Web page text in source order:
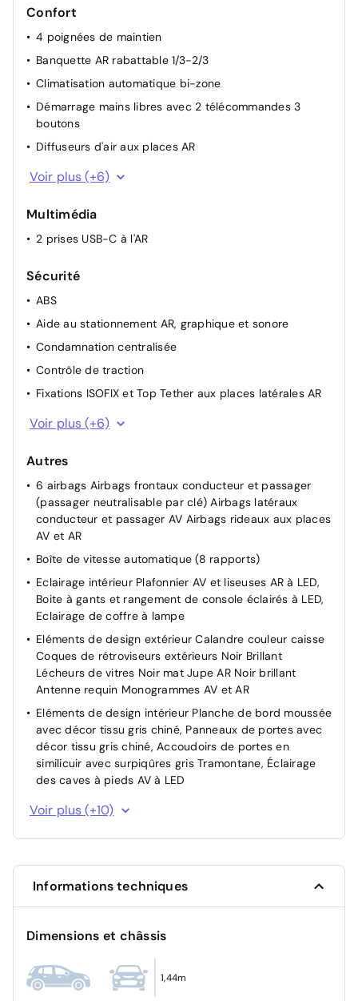
Confort
4 poignées de maintien
Banquette AR rabattable 1/3-2/3
Climatisation automatique bi-zone
Démarrage mains libres avec 2 télécommandes 3
boutons
Diffuseurs d'air aux places AR
Direction assistée
Lève-vitres AV et AR électriques, séquentiels et
antipincement
Rétroviseurs extérieurs électriques, dégivrants et
rabattables électriquement
Vitres latérales AR et lunette AR chauffante surteintées
Voir plus (+6)
Multimédia
2 prises USB-C à l'AR
Sécurité
ABS
Aide au stationnement AR, graphique et sonore
Condamnation centralisée
Contrôle de traction
Fixations ISOFIX et Top Tether aux places latérales AR
Frein de stationnement électrique
avec fonction Stop&Go
Pare-brise teinté feuilleté acoustique
Peugeot Connect SOS & Assistance
Rétroviseur intérieur électrochrome
Voir plus (+6)
Autres
6 airbags Airbags frontaux conducteur et passager
(passager neutralisable par clé) Airbags latéraux
conducteur et passager AV Airbags rideaux aux places
AV et AR
Boîte de vitesse automatique (8 rapports)
Eclairage intérieur Plafonnier AV et liseuses AR à LED,
Boite à gants et rangement de console éclairés à LED,
Eclairage de coffre à lampe
Eléments de design extérieur Calandre couleur caisse
Coques de rétroviseurs extérieurs Noir Brillant
Lécheurs de vitres Noir mat Jupe AR Noir brillant
Antenne requin Monogrammes AV et AR
Eléments de design intérieur Planche de bord moussée
avec décor tissu gris chiné, Panneaux de portes avec
décor tissu gris chiné, Accoudoirs de portes en
similicuir avec surpiqûres gris Tramontane, Éclairage
des caves à pieds AV à LED
ESP avec aide au démarrage en pente, et détection de
sous-gonflage indirect
Feux AR 3 griffes à LED Allumage dynamique griffe à
Jantes alliage 17" BANGKOK diamantées Bi-tons Noir
Freinage d'urgence automatique avec alerte risque de
collision, piloté par caméra et radar Alerte active de
franchissement involontaire de ligne et bas-côté,
Reconnaissance étendue des panneaux de
Voir plus (+10)
Informations techniques
Dimensions et châssis
1,44m